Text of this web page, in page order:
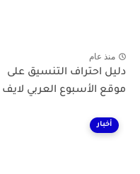
منذ عام
دليل احتراف التنسيق على
موقع الأسبوع العربي لايف
أخبار